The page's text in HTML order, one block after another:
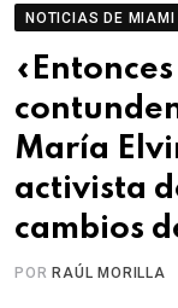
NOTICIAS DE MIAMI
María
activista
cambios
POR RAÚL MORILLA